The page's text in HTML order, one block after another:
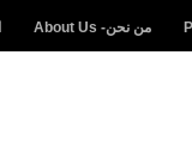
من نحن- About Us